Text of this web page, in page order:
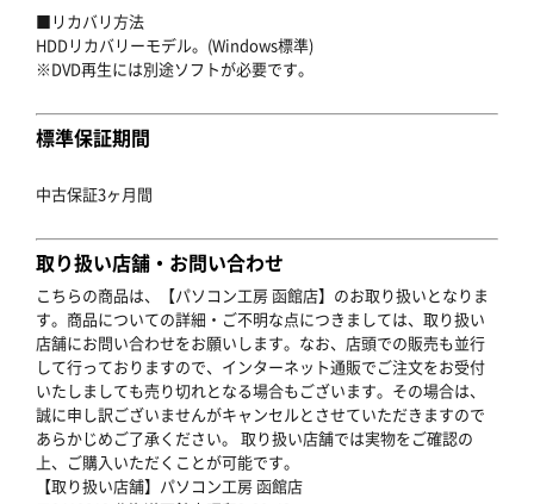
■リカバリ方法
HDDリカバリーモデル。(Windows標準)
※DVD再生には別途ソフトが必要です。
標準保証期間
中古保証3ヶ月間
取り扱い店舗・お問い合わせ
こちらの商品は、【パソコン工房 函館店】のお取り扱いとなりま
す。商品についての詳細・ご不明な点につきましては、取り扱い
店舗にお問い合わせをお願いします。なお、店頭での販売も並行
して行っておりますので、インターネット通販でご注文をお受付
いたしましても売り切れとなる場合もございます。その場合は、
誠に申し訳ございませんがキャンセルとさせていただきますので
あらかじめご了承ください。 取り扱い店舗では実物をご確認の
上、ご購入いただくことが可能です。
【取り扱い店舗】パソコン工房 函館店